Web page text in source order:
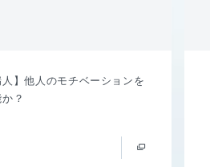
人】他人のモチベーションを
？